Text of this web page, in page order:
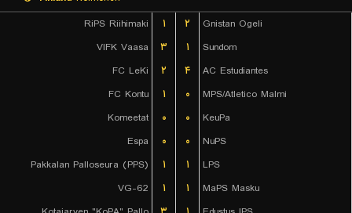
RiPS Riihimaki
۱ ۲
Gnistan Ogeli
VIFK Vaasa
۳ ۱
Sundom
FC LeKi
۲ ۴
AC Estudiantes
FC Kontu
۱ ۰
MPS/Atletico Malmi
Komeetat
۰ ۰
KeuPa
Espa
۰ ۰
NuPS
Pakkalan Palloseura (PPS)
۱ ۱
LPS
VG-62
۱ ۱
MaPS Masku